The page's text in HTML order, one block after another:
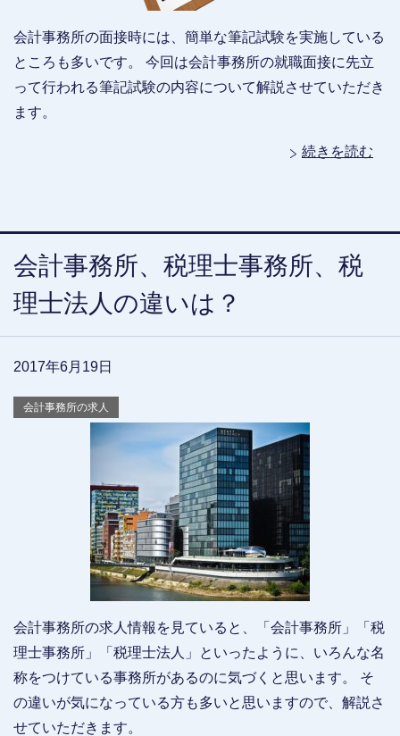
会計事務所の面接時には、簡単な筆記試験を実施している
ところも多いです。 今回は会計事務所の就職面接に先立
って行われる筆記試験の内容について解説させていただき
ます。
続きを読む
会計事務所、税理士事務所、税
理士法人の違いは？
2017年6月19日
会計事務所の求人
会計事務所の求人情報を見ていると、「会計事務所」「税
理士事務所」「税理士法人」といったように、いろんな名
称をつけている事務所があるのに気づくと思います。 そ
の違いが気になっている方も多いと思いますので、解説さ
せていただきます。